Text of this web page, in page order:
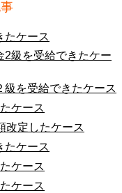
たケース
2級を受給できたケー
を受給できたケース
ケース
改定したケース
たケース
ケース
ケース